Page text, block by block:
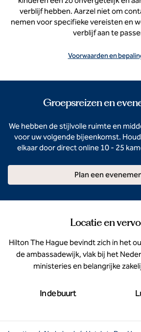
verblijf hebben. Aarzel niet om
nemen voor specifieke vereisten en
verblijf aan te
Voorwaarden en
Groepsreizen en
We hebben de stijlvolle ruimte en
voor uw volgende bijeenkomst.
elkaar door direct online 10 - 25
Plan een
Locatie en
Hilton The Hague bevindt zich in het
de ambassadewijk, vlak bij het
ministeries en belangrijke
In de buurt